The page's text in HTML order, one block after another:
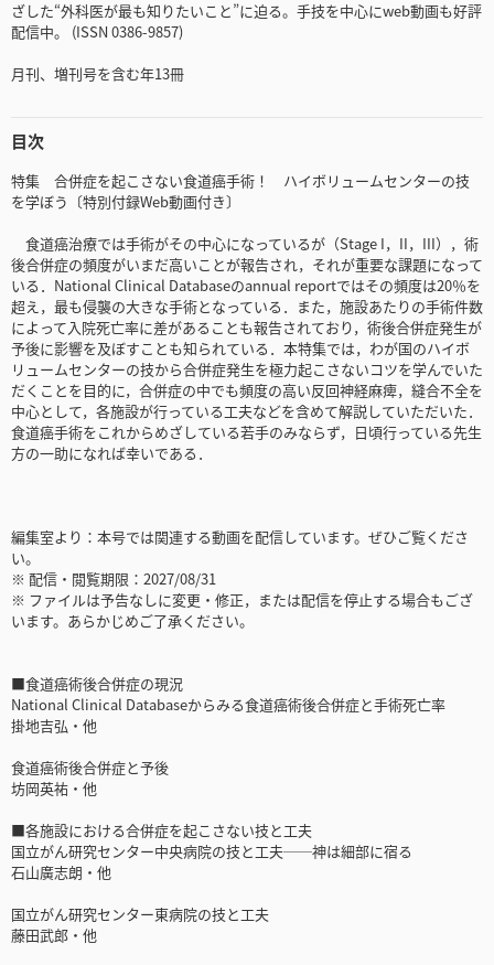
ざした“外科医が最も知りたいこと”に迫る。手技を中心にweb動画も好評
配信中。 (ISSN 0386-9857)
月刊、増刊号を含む年13冊
目次
特集 合併症を起こさない食道癌手術！ ハイボリュームセンターの技
を学ぼう〔特別付録Web動画付き〕
食道癌治療では手術がその中心になっているが（Stage I，II，III），術
後合併症の頻度がいまだ高いことが報告され，それが重要な課題になって
いる．National Clinical Databaseのannual reportではその頻度は20％を
超え，最も侵襲の大きな手術となっている．また，施設あたりの手術件数
によって入院死亡率に差があることも報告されており，術後合併症発生が
予後に影響を及ぼすことも知られている．本特集では，わが国のハイボ
リュームセンターの技から合併症発生を極力起こさないコツを学んでいた
だくことを目的に，合併症の中でも頻度の高い反回神経麻痺，縫合不全を
中心として，各施設が行っている工夫などを含めて解説していただいた．
食道癌手術をこれからめざしている若手のみならず，日頃行っている先生
方の一助になれば幸いである．
編集室より：本号では関連する動画を配信しています。ぜひご覧くださ
い。
※ 配信・閲覧期限：2027/08/31
※ ファイルは予告なしに変更・修正，または配信を停止する場合もござ
います。あらかじめご了承ください。
■食道癌術後合併症の現況
National Clinical Databaseからみる食道癌術後合併症と手術死亡率
掛地吉弘・他
食道癌術後合併症と予後
坊岡英祐・他
■各施設における合併症を起こさない技と工夫
国立がん研究センター中央病院の技と工夫──神は細部に宿る
石山廣志朗・他
国立がん研究センター東病院の技と工夫
藤田武郎・他